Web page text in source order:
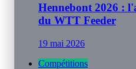
Hennebont 2026 :
du WTT Feeder
19 mai 2026
Compétitions